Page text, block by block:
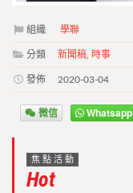
組織 學聯
分類 新聞稿 時事
發佈 2020-03-04
微信 Whatsapp
焦點活動
Hot